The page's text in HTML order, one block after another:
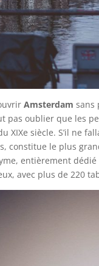
Amsterdam sans
pas oublier que les
XIXe siècle. S’il ne
constitue le plus
entièrement
avec plus de 220